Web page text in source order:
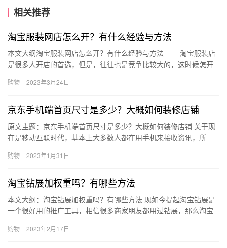
相关推荐
淘宝服装网店怎么开？有什么经验与方法
本文大纲淘宝服装网店怎么开？有什么经验与方法 淘宝服装店
是很多人开店的首选，但是，往往也是竞争比较大的，这时候怎开
验…
购物 2023年3月24日
京东手机端首页尺寸是多少？大概如何装修店铺
原文主题：京东手机端首页尺寸是多少？大概如何装修店铺 关于现
在是移动互联时代，基本上大多数人都在用手机来接收资讯，所
也要跟…
购物 2023年1月31日
淘宝钻展加权重吗？有哪些方法
本文大纲：淘宝钻展加权重吗？有哪些方法 现如今提起淘宝钻展是
一个很好用的推广工具，相信很多商家朋友都用过钻展，那么淘宝
面，…
购物 2023年2月17日